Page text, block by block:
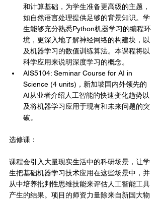
和计算基础，为学生准备更高级的主题，
如自然语言处理提供足够的背景知识。学
生能够充分熟悉Python机器学习的编程环
境，更深入地了解神经网络的构建块，以
及机器学习的数值训练算法。本课程将以
科学应用来说明深度学习的概念。
AIS5104: Seminar Course for AI in
Science (4 units)，新加坡国内外领先的
AI从业者介绍人工智能的快速变化趋势以
及将机器学习应用于现有和未来问题的突
破。
选修课：
课程会引入大量现实生活中的科研场景，让学
生把基础机器学习技术应用在这些场景中，并
从中培养批判性思维技能来评估人工智能工具
产生的结果。项目的师资力量除来自新国大物